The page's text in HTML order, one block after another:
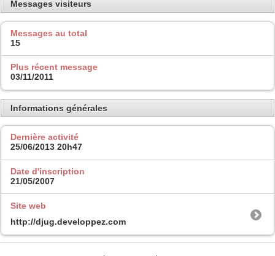
Messages visiteurs
Messages au total
15
Plus récent message
03/11/2011
Informations générales
Dernière activité
25/06/2013 20h47
Date d'inscription
21/05/2007
Site web
http://djug.developpez.com